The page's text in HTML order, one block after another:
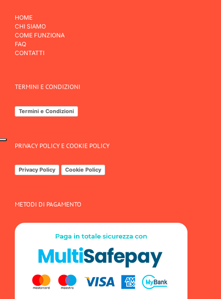
HOME
CHI SIAMO
COME FUNZIONA
FAQ
CONTATTI
TERMINI E CONDIZIONI
Termini e Condizioni
PRIVACY POLICY E COOKIE POLICY
Privacy Policy Cookie Policy
METODI DI PAGAMENTO